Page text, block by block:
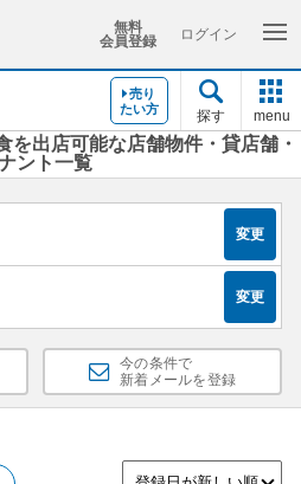
無料
会員登録
ログイン
売り
たい方
探す menu
を出店可能な店舗物件・貸店舗・
ント一覧
変更
変更
今の条件で
新着メールを登録